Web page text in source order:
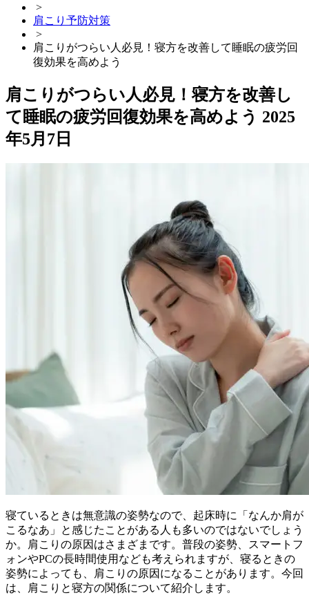
>
肩こり予防対策
>
肩こりがつらい人必見！寝方を改善して睡眠の疲労回
復効果を高めよう
肩こりがつらい人必見！寝方を改善し
て睡眠の疲労回復効果を高めよう 2025
年5月7日
寝ているときは無意識の姿勢なので、起床時に「なんか肩が
こるなあ」と感じたことがある人も多いのではないでしょう
か。肩こりの原因はさまざまです。普段の姿勢、スマートフ
ォンやPCの長時間使用なども考えられますが、寝るときの
姿勢によっても、肩こりの原因になることがあります。今回
は、肩こりと寝方の関係について紹介します。